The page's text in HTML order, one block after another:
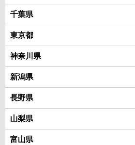
千葉県
東京都
神奈川県
新潟県
長野県
山梨県
富山県